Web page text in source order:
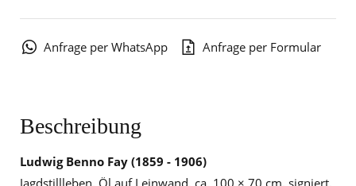
Anfrage per WhatsApp Anfrage per Formular
Beschreibung
Ludwig Benno Fay (1859 - 1906)
Jagdstillleben, Öl auf Leinwand, ca. 100 × 70 cm, signiert,